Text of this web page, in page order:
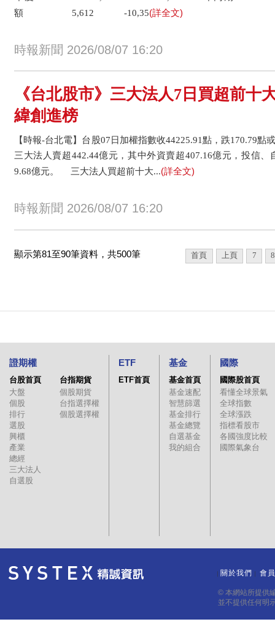
額 5,612 -10,35(詳全文)
時報新聞 2026/08/07 16:20
《台北股市》三大法人7日買超前十
緯創進榜
【時報-台北電】台股07日加權指數收44225.91點，跌170.79點
三大法人賣超442.44億元，其中外資賣超407.16億元，投信、
9.68億元。 三大法人買超前十大...(詳全文)
時報新聞 2026/08/07 16:20
顯示第81至90筆資料，共500筆 首頁 上頁 7 8
證期權
台股首頁
大盤
個股
排行
選股
興櫃
產業
總經
三大法人
自選股
台指期貨
個股期貨
台指選擇權
個股選擇權
ETF
ETF首頁
基金
基金首頁
基金速配
智慧篩選
基金排行
基金總覽
自選基金
我的組合
國際
國際股首頁
看懂全球景氣
全球指數
全球漲跌
指標看股市
各國強度比較
國際氣象台
關於我們 會
© 本網站所提供
並不提供任何明